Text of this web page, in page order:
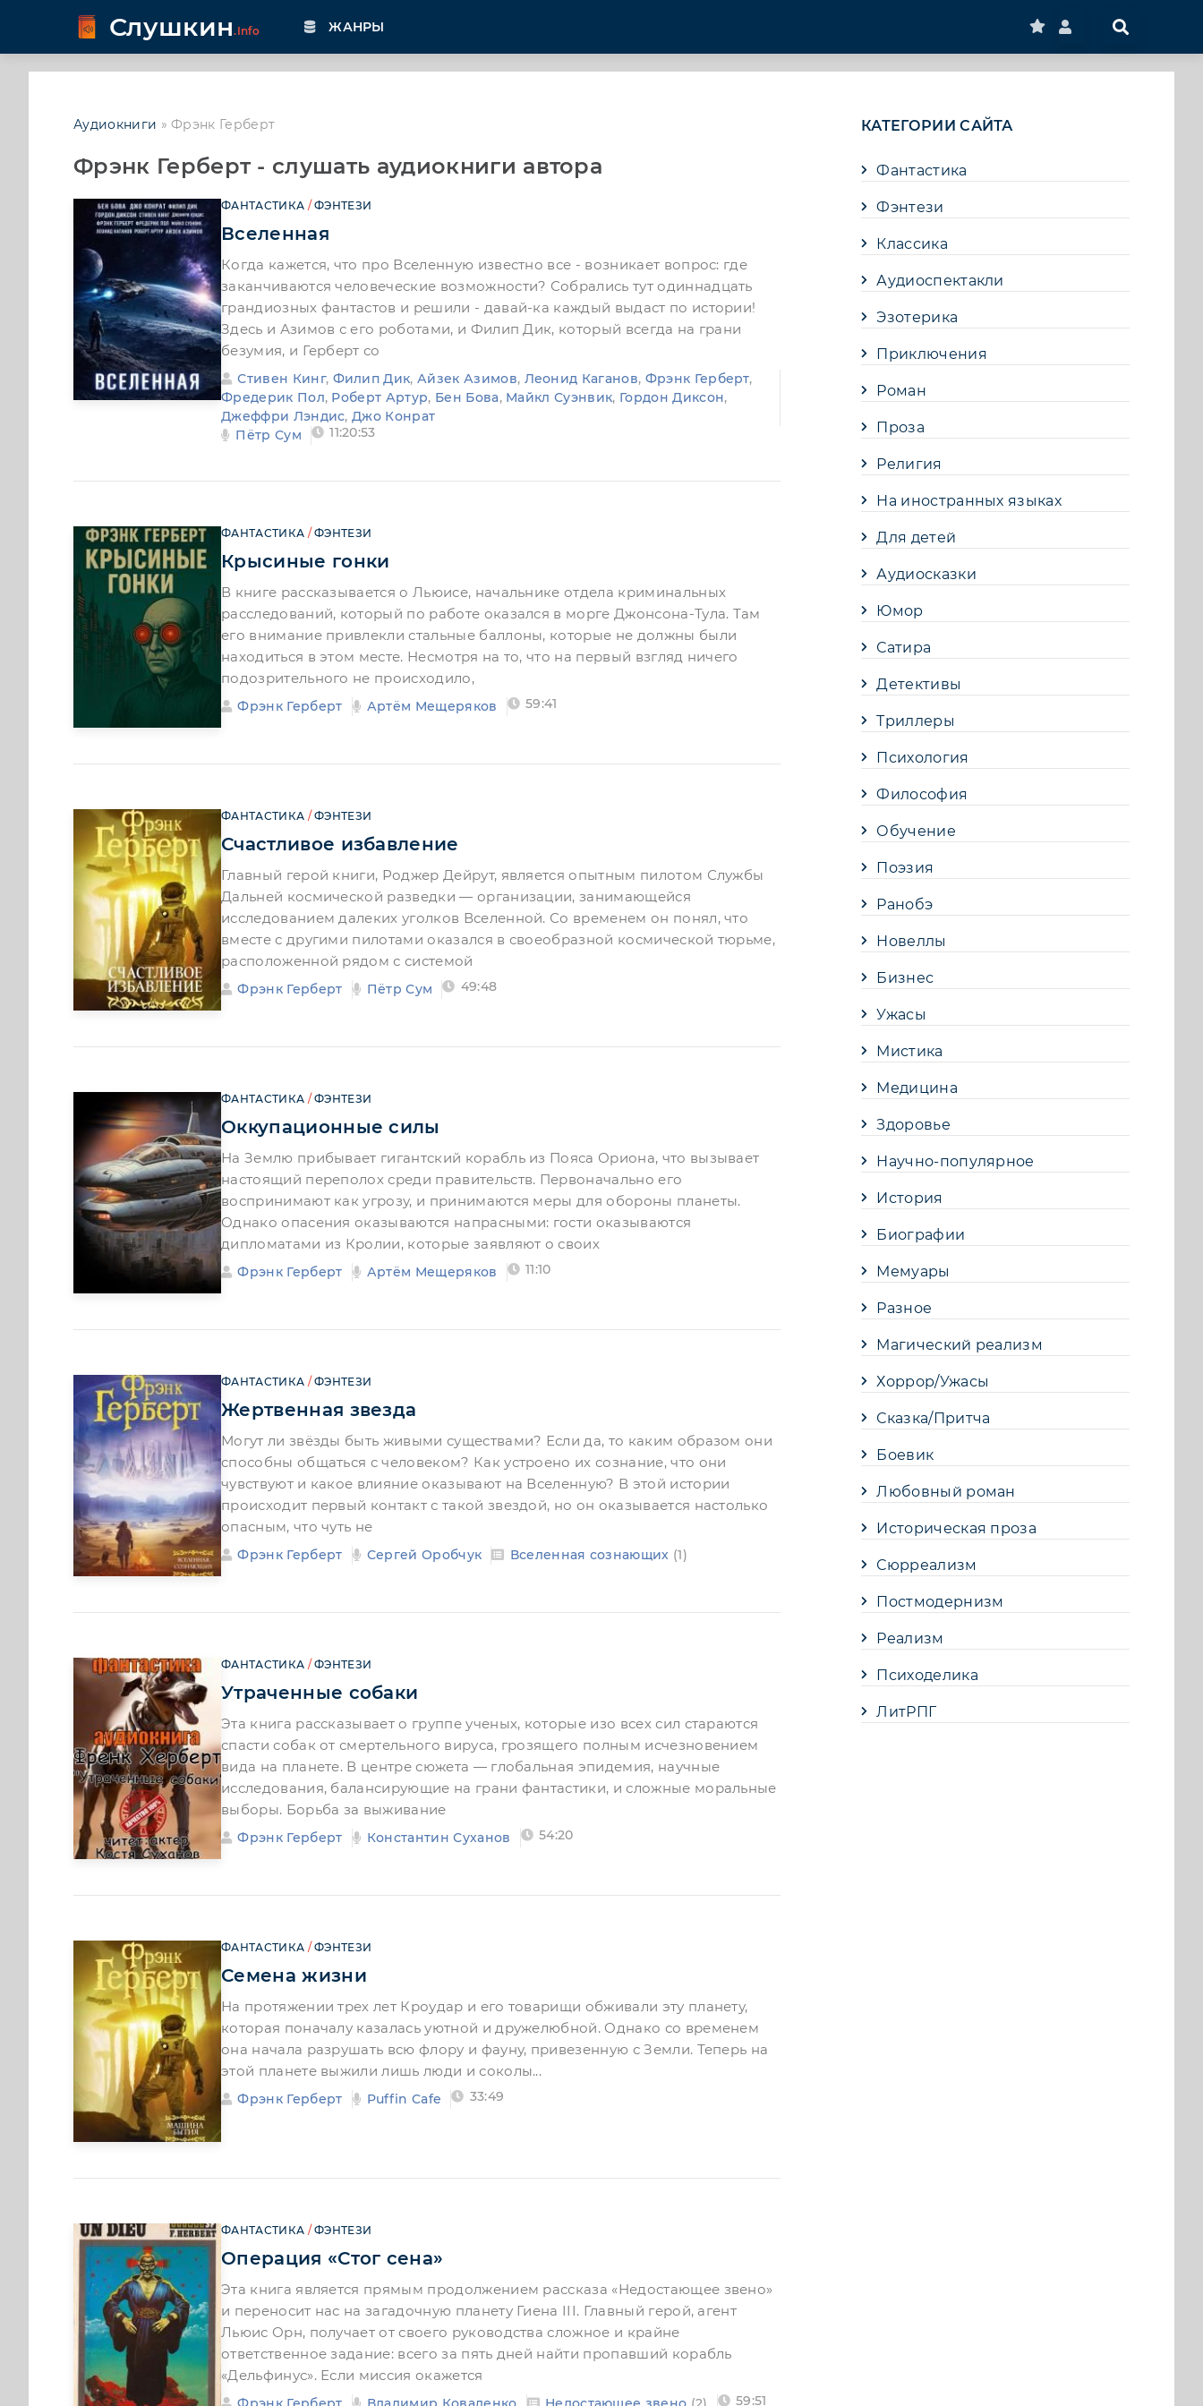
Слушкин.Info ЖАНРЫ
Аудиокниги » Фрэнк Герберт
Фрэнк Герберт - слушать аудиокниги автора
ФАНТАСТИКА /ФЭНТЕЗИ
Вселенная
Когда кажется, что про Вселенную известно все - возникает вопрос: где
заканчиваются человеческие возможности? Собрались тут одиннадцать
грандиозных фантастов и решили - давай-ка каждый выдаст по истории!
Здесь и Азимов с его роботами, и Филип Дик, который всегда на грани
безумия, и Герберт со
Стивен Кинг, Филип Дик,Айзек Азимов, Леонид Каганов, Фрэнк Герберт,
Фредерик Пол, Роберт Артур, Бен Бова, Майкл Суэнвик, Гордон Диксон,
Джеффри Лэндис,Джо Конрат
Пётр Сум
11:20:53
ФАНТАСТИКА /ФЭНТЕЗИ
Крысиные гонки
В книге рассказывается о Льюисе, начальнике отдела криминальных
расследований, который по работе оказался в морге Джонсона-Тула. Там
его внимание привлекли стальные баллоны, которые не должны были
находиться в этом месте. Несмотря на то, что на первый взгляд ничего
подозрительного не происходило,
Фрэнк Герберт Артём Мещеряков 59:41
ФАНТАСТИКА /ФЭНТЕЗИ
Счастливое избавление
Главный герой книги, Роджер Дейрут, является опытным пилотом Службы
Дальней космической разведки — организации, занимающейся
исследованием далеких уголков Вселенной. Со временем он понял, что
вместе с другими пилотами оказался в своеобразной космической тюрьме,
расположенной рядом с системой
Фрэнк Герберт Пётр Сум 49:48
ФАНТАСТИКА /ФЭНТЕЗИ
Оккупационные силы
На Землю прибывает гигантский корабль из Пояса Ориона, что вызывает
настоящий переполох среди правительств. Первоначально его
воспринимают как угрозу, и принимаются меры для обороны планеты.
Однако опасения оказываются напрасными: гости оказываются
дипломатами из Кролии, которые заявляют о своих
Фрэнк Герберт Артём Мещеряков 11:10
ФАНТАСТИКА /ФЭНТЕЗИ
Жертвенная звезда
Могут ли звёзды быть живыми существами? Если да, то каким образом они
способны общаться с человеком? Как устроено их сознание, что они
чувствуют и какое влияние оказывают на Вселенную? В этой истории
происходит первый контакт с такой звездой, но он оказывается настолько
опасным, что чуть не
Фрэнк Герберт Сергей Оробчук Вселенная сознающих (1)
ФАНТАСТИКА /ФЭНТЕЗИ
Утраченные собаки
Эта книга рассказывает о группе ученых, которые изо всех сил стараются
спасти собак от смертельного вируса, грозящего полным исчезновением
вида на планете. В центре сюжета — глобальная эпидемия, научные
исследования, балансирующие на грани фантастики, и сложные моральные
выборы. Борьба за выживание
Фрэнк Герберт Константин Суханов 54:20
ФАНТАСТИКА /ФЭНТЕЗИ
Семена жизни
На протяжении трех лет Кроудар и его товарищи обживали эту планету,
которая поначалу казалась уютной и дружелюбной. Однако со временем
она начала разрушать всю флору и фауну, привезенную с Земли. Теперь на
этой планете выжили лишь люди и соколы...
Фрэнк Герберт Puffin Cafe 33:49
ФАНТАСТИКА /ФЭНТЕЗИ
Операция «Стог сена»
Эта книга является прямым продолжением рассказа «Недостающее звено»
и переносит нас на загадочную планету Гиена III. Главный герой, агент
Льюис Орн, получает от своего руководства сложное и крайне
ответственное задание: всего за пять дней найти пропавший корабль
«Дельфинус». Если миссия окажется
59:51
КАТЕГОРИИ САЙТА
Фантастика
Фэнтези
Классика
Аудиоспектакли
Эзотерика
Приключения
Роман
Проза
Религия
На иностранных языках
Для детей
Аудиосказки
Юмор
Сатира
Детективы
Триллеры
Психология
Философия
Обучение
Поэзия
Ранобэ
Новеллы
Бизнес
Ужасы
Мистика
Медицина
Здоровье
Научно-популярное
История
Биографии
Мемуары
Разное
Магический реализм
Хоррор/Ужасы
Сказка/Притча
Боевик
Любовный роман
Историческая проза
Сюрреализм
Постмодернизм
Реализм
Психоделика
ЛитРПГ